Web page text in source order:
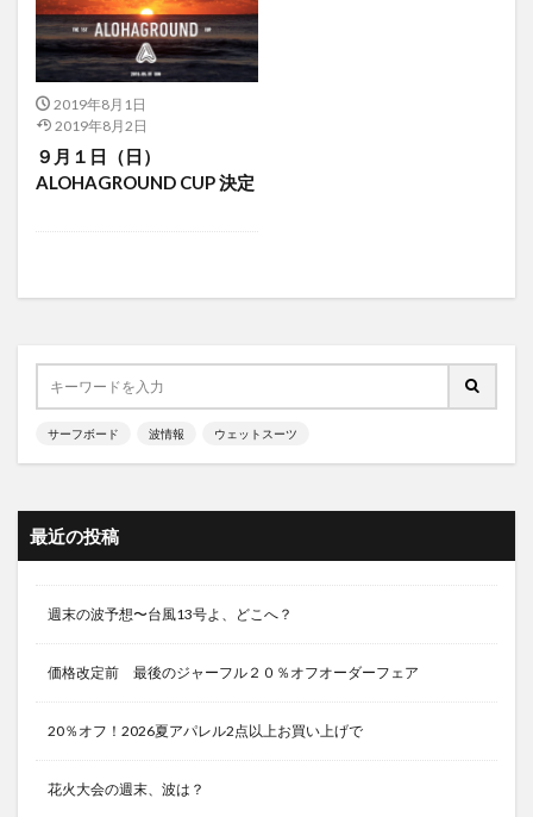
2019年8月1日
2019年8月2日
９月１日（日）
ALOHAGROUND CUP 決定
サーフボード 波情報 ウェットスーツ
最近の投稿
週末の波予想〜台風13号よ、どこへ？
価格改定前 最後のジャーフル２０％オフオーダーフェア
20％オフ！2026夏アパレル2点以上お買い上げで
花火大会の週末、波は？